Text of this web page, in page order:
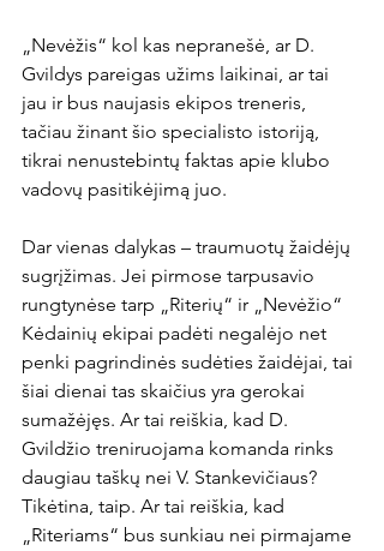
„Nevėžis“ kol kas nepranešė, ar D.
Gvildys pareigas užims laikinai, ar tai
jau ir bus naujasis ekipos treneris,
tačiau žinant šio specialisto istoriją,
tikrai nenustebintų faktas apie klubo
vadovų pasitikėjimą juo.
Dar vienas dalykas – traumuotų žaidėjų
sugrįžimas. Jei pirmose tarpusavio
rungtynėse tarp „Riterių“ ir „Nevėžio“
Kėdainių ekipai padėti negalėjo net
penki pagrindinės sudėties žaidėjai, tai
šiai dienai tas skaičius yra gerokai
sumažėjęs. Ar tai reiškia, kad D.
Gvildžio treniruojama komanda rinks
daugiau taškų nei V. Stankevičiaus?
Tikėtina, taip. Ar tai reiškia, kad
„Riteriams“ bus sunkiau nei pirmajame